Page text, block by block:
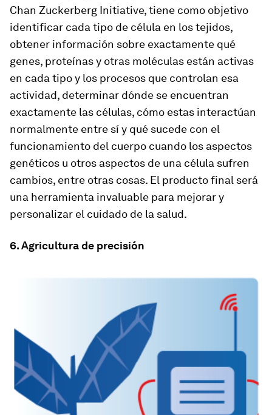
Chan Zuckerberg Initiative, tiene como objetivo
identificar cada tipo de célula en los tejidos,
obtener información sobre exactamente qué
genes, proteínas y otras moléculas están activas
en cada tipo y los procesos que controlan esa
actividad, determinar dónde se encuentran
exactamente las células, cómo estas interactúan
normalmente entre sí y qué sucede con el
funcionamiento del cuerpo cuando los aspectos
genéticos u otros aspectos de una célula sufren
cambios, entre otras cosas. El producto final será
una herramienta invaluable para mejorar y
personalizar el cuidado de la salud.
6. Agricultura de precisión